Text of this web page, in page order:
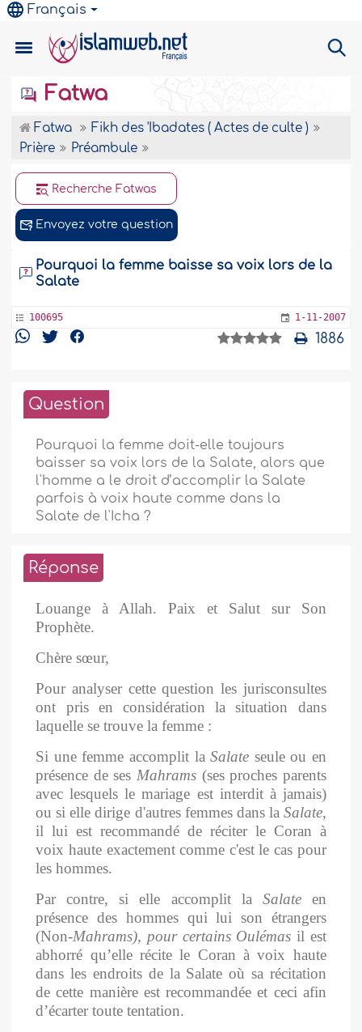
Français
Fatwa
Fatwa
Fikh des 'Ibadates ( Actes de culte )
Prière
Préambule
Recherche Fatwas
Envoyez votre question
Pourquoi la femme baisse sa voix lors de la
Salate
100695 1-11-2007
1886
Question
Pourquoi la femme doit-elle toujours
baisser sa voix lors de la Salate, alors que
l'homme a le droit d’accomplir la Salate
parfois à voix haute comme dans la
Salate de l'Icha ?
Réponse
Louange à Allah.
Paix et Salut sur Son
Prophète.
Chère sœur,
Pour analyser cette question les jurisconsultes
ont pris en considération la situation dans
laquelle se trouve la femme :
Si une femme accomplit laSalate seule ou en
présence de ses Mahrams (ses proches parents
avec lesquels le mariage est interdit à jamais)
ou si elle dirige d'autres femmes dans la Salate,
il lui est recommandé de réciter le Coran à
voix haute exactement comme c'est le cas pour
les hommes.
Par contre, si elle accomplit la Salateen
présence des hommes qui lui son étrangers
(Non-Mahrams), pour certains Oulémas il est
abhorré qu’elle récite le Coran à voix haute
dans les endroits de la Salate où sa récitation
de cette manière est recommandée et ceci afin
d’écarter toute tentation.